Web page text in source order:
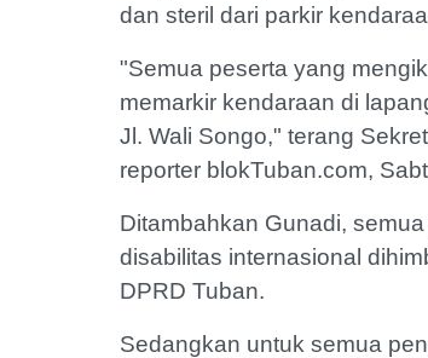
dan steril dari parkir
"Semua peserta yang
memarkir kendaraan di
Jl. Wali Songo," terang
reporter blokTuban.com,
Ditambahkan Gunadi,
disabilitas internasional
DPRD Tuban.
Sedangkan untuk semua